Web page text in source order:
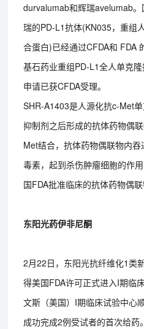
durvalumab和辉瑞avelumab
瑞的PD-L1抗体(KN035，重组
合蛋白)已经通过CFDA和 FDA
基石药业重组PD-L1全人单克
申请已获CFDA受理。
SHR-A1403是人源化抗c-Met
抑制剂之后形成的抗体药物偶
Met结合，抗体药物偶联物内
毒素，起到杀伤肿瘤细胞的作
国FDA批准临床的抗体药物偶联
东阳光药伊非尼酮
2月22日，东阳光抗纤维化1类
得美国FDA许可正式进入I期临
文斯（美国）I期临床试验中心
成功完成2例受试者的首次给